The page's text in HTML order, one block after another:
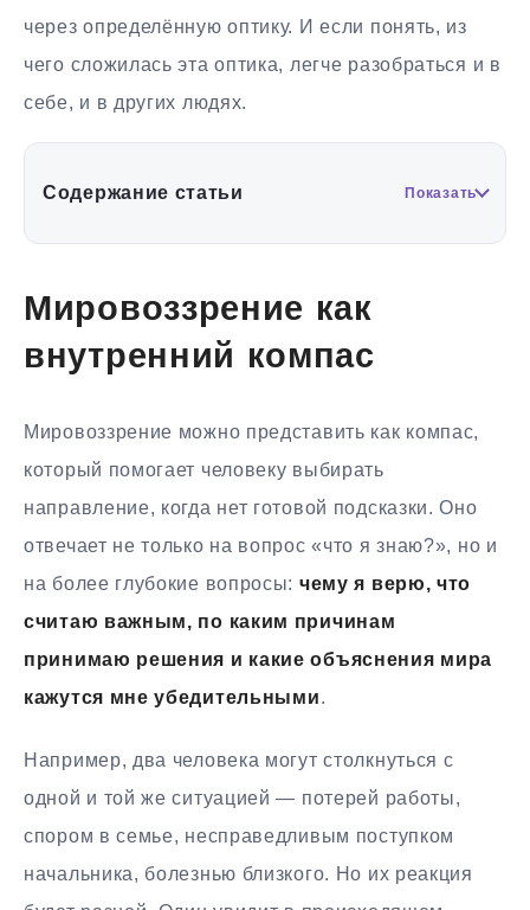
через определённую оптику. И если понять, из
чего сложилась эта оптика, легче разобраться и в
себе, и в других людях.
Содержание статьи Показать
Мировоззрение как
внутренний компас
Мировоззрение можно представить как компас,
который помогает человеку выбирать
направление, когда нет готовой подсказки. Оно
отвечает не только на вопрос «что я знаю?», но и
на более глубокие вопросы: чему я верю, что
считаю важным, по каким причинам
принимаю решения и какие объяснения мира
кажутся мне убедительными.
Например, два человека могут столкнуться с
одной и той же ситуацией — потерей работы,
спором в семье, несправедливым поступком
начальника, болезнью близкого. Но их реакция